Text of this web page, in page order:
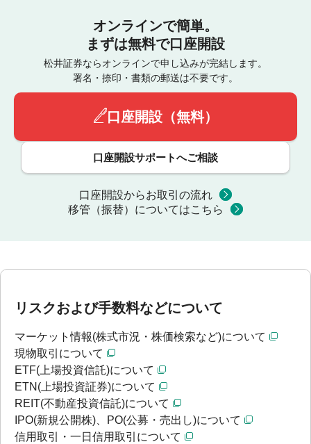
オンラインで簡単。
まずは無料で口座開設
松井証券ならオンラインで申し込みが完結します。
署名・捺印・書類の郵送は不要です。
口座開設（無料）
口座開設サポートへご相談
口座開設からお取引の流れ
移管（振替）についてはこちら
リスクおよび手数料などについて
マーケット情報(株式市況・株価検索など)について
現物取引について
ETF(上場投資信託)について
ETN(上場投資証券)について
REIT(不動産投資信託)について
IPO(新規公開株)、PO(公募・売出し)について
信用取引・一日信用取引について